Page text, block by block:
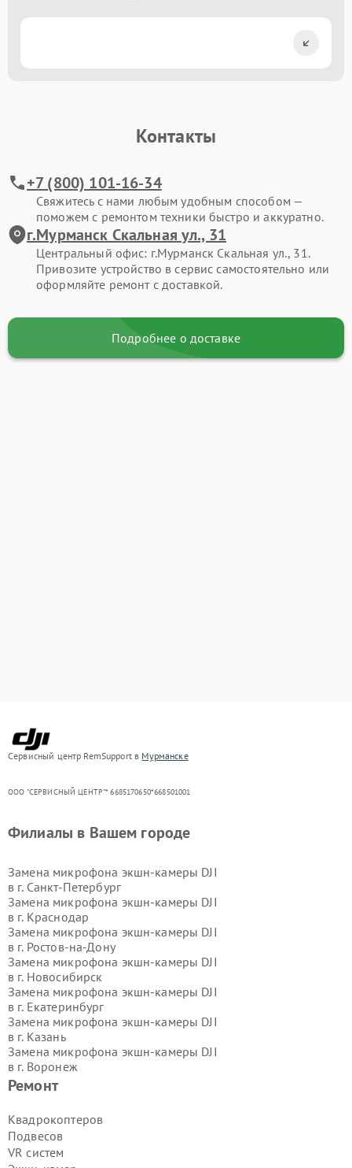
Контакты
+7 (800) 101-16-34
Свяжитесь с нами любым удобным способом —
поможем с ремонтом техники быстро и аккуратно.
г.Мурманск Скальная ул., 31
Центральный офис: г.Мурманск Скальная ул., 31.
Привозите устройство в сервис самостоятельно или
оформляйте ремонт с доставкой.
Подробнее о доставке
Сервисный центр RemSupport в Мурманске
ООО "СЕРВИСНЫЙ ЦЕНТР"* 6685170650*668501001
Ремонт
Квадрокоптеров
Подвесов
VR систем
Филиалы в Вашем городе
Замена микрофона экшн-камеры DJI
в г. Санкт-Петербург
Замена микрофона экшн-камеры DJI
в г. Краснодар
Замена микрофона экшн-камеры DJI
в г. Ростов-на-Дону
Замена микрофона экшн-камеры DJI
в г. Новосибирск
Замена микрофона экшн-камеры DJI
в г. Екатеринбург
Замена микрофона экшн-камеры DJI
в г. Казань
Замена микрофона экшн-камеры DJI
в г. Воронеж
Замена микрофона экшн-камеры DJI
Замена микрофона экшн-камеры DJI
в г.Самара
Замена микрофона экшн-камеры DJI
в г.Пермь